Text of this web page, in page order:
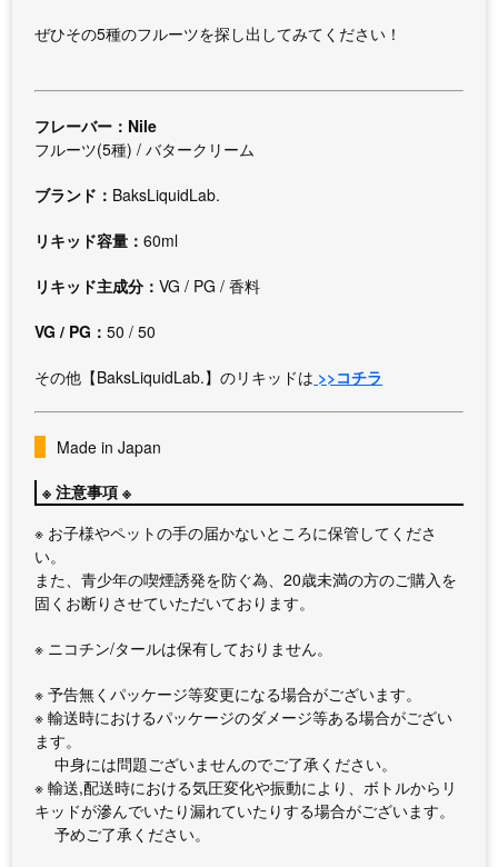
ぜひその5種のフルーツを探し出してみてください！
フレーバー：Nile
フルーツ(5種) / バタークリーム
ブランド： BaksLiquidLab.
リキッド容量：60ml
リキッド主成分：VG / PG / 香料
VG / PG：50 / 50
その他【BaksLiquidLab.】のリキッドは >>コチラ
Made in Japan
※ 注意事項 ※
※ お子様やペットの手の届かないところに保管してくださ
い。
また、青少年の喫煙誘発を防ぐ為、20歳未満の方のご購入を
固くお断りさせていただいております。
※ ニコチン/タールは保有しておりません。
※ 予告無くパッケージ等変更になる場合がございます。
※ 輸送時におけるパッケージのダメージ等ある場合がござい
ます。
中身には問題ございませんのでご了承ください。
※ 輸送,配送時における気圧変化や振動により、ボトルからリ
キッドが滲んでいたり漏れていたりする場合がございます。
予めご了承ください。